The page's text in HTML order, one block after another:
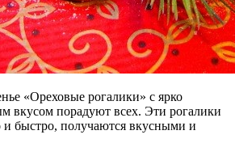
«Ореховые рогалики» с ярко
вкусом порадуют всех. Эти рогалики
и быстро, получаются вкусными и